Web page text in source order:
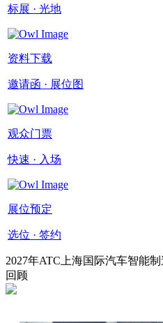
标展 · 光地
资料下载
邀请函 · 展位图
观众门票
快速 · 入场
展位预定
选位 · 签约
2027年ATC上海国际汽车智能
回顾